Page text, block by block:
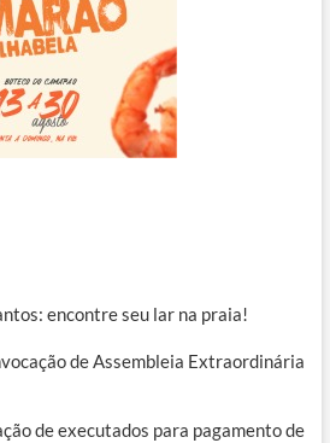
encontre seu lar na praia!
de Assembleia Extraordinária
de executados para pagamento de